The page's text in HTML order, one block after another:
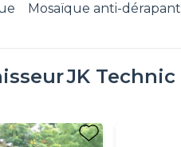
Mosaïque anti-dérapant
JK Technic